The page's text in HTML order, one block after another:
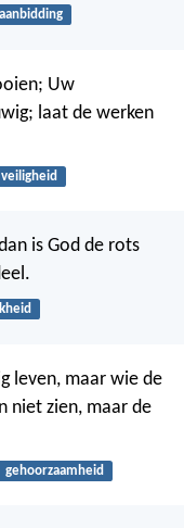
aanbidding
Uw
laat de werken
veiligheid
is God de rots
leven, maar wie de
niet zien, maar de
gehoorzaamheid